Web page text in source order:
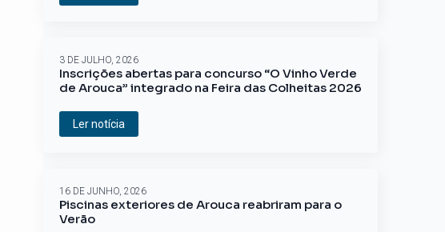
Inscrições abertas para concurso “O Vinho Verde
de Arouca” integrado na Feira das Colheitas 2026
3 DE JULHO, 2026
Ler notícia
Piscinas exteriores de Arouca reabriram para o
Verão
16 DE JUNHO, 2026